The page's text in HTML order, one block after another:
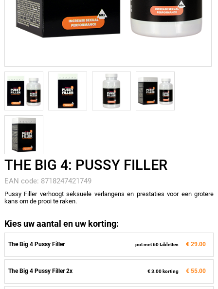
THE BIG 4: PUSSY FILLER
EAN code: 8718247421749
Pussy Filler verhoogt seksuele verlangens en prestaties voor een grotere
kans om de prooi te raken.
Kies uw aantal en uw korting:
The Big 4 Pussy Filler pot met 60 tabletten € 29.00
The Big 4 Pussy Filler 2x € 3.00 korting € 55.00